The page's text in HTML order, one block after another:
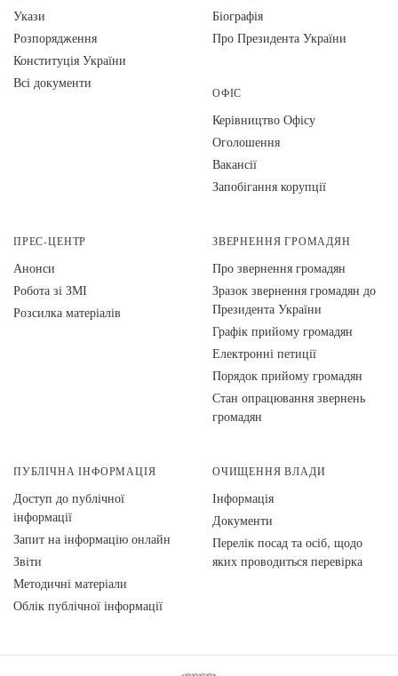
Укази
Розпорядження
Конституція України
Всі документи
Біографія
Про Президента України
ОФІС
Керівництво Офісу
Оголошення
Вакансії
Запобігання корупції
ПРЕС-ЦЕНТР
Анонси
Робота зі ЗМІ
Розсилка матеріалів
ЗВЕРНЕННЯ ГРОМАДЯН
Про звернення громадян
Зразок звернення громадян до
Президента України
Графік прийому громадян
Електронні петиції
Порядок прийому громадян
Стан опрацювання звернень
громадян
ПУБЛІЧНА ІНФОРМАЦІЯ
Доступ до публічної
інформації
Запит на інформацію онлайн
Звіти
Методичні матеріали
Облік публічної інформації
ОЧИЩЕННЯ ВЛАДИ
Інформація
Документи
Перелік посад та осіб, щодо
яких проводиться перевірка